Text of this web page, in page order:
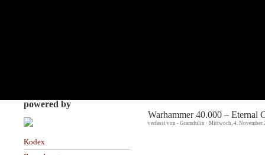
powered by
Kodex
Warhammer 40.000 – Eternal
verfasst von - Gramdulin · Mittwoch, 4.